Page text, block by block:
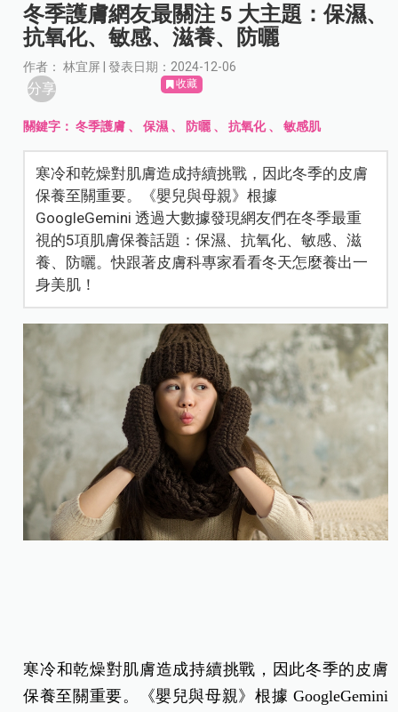
冬季護膚網友最關注 5 大主題：保濕、
抗氧化、敏感、滋養、防曬
作者： 林宜屏 | 發表日期：2024-12-06
分享 收藏
關鍵字：冬季護膚 、保濕 、 防曬 、抗氧化、敏感肌
寒冷和乾燥對肌膚造成持續挑戰，因此冬季的皮膚
保養至關重要。《嬰兒與母親》根據
GoogleGemini 透過大數據發現網友們在冬季最重
視的5項肌膚保養話題：保濕、抗氧化、敏感、滋
養、防曬。快跟著皮膚科專家看看冬天怎麼養出一
身美肌！
寒冷和乾燥對肌膚造成持續挑戰，因此冬季的皮膚
保養至關重要。《嬰兒與母親》根據 GoogleGemini